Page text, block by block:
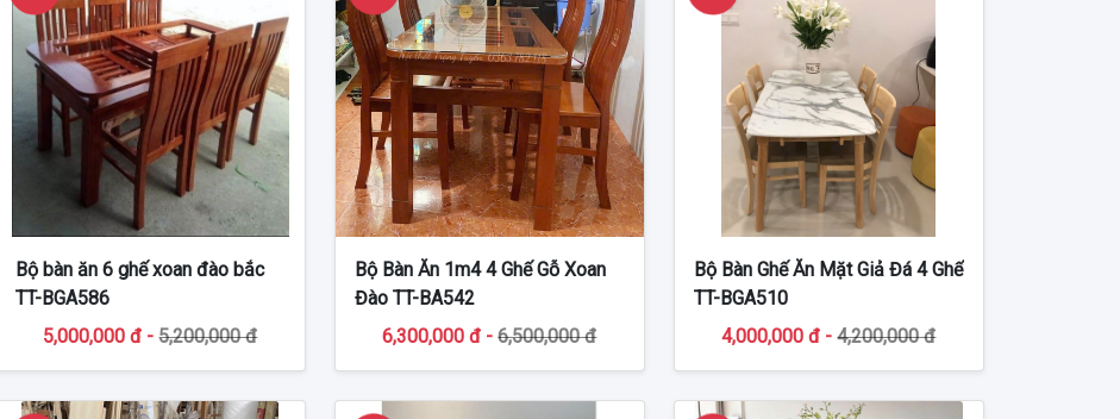
Bộ bàn ăn 6 ghế xoan đào bắc
TT-BGA586
5,000,000 đ -5,200,000 đ
Bộ Bàn Ăn 1m4 4 Ghế Gỗ Xoan
Đào TT-BA542
6,300,000 đ -6,500,000 đ
Bộ Bàn Ghế Ăn Mặt Giả Đá 4 Ghế
TT-BGA510
4,000,000 đ -4,200,000 đ